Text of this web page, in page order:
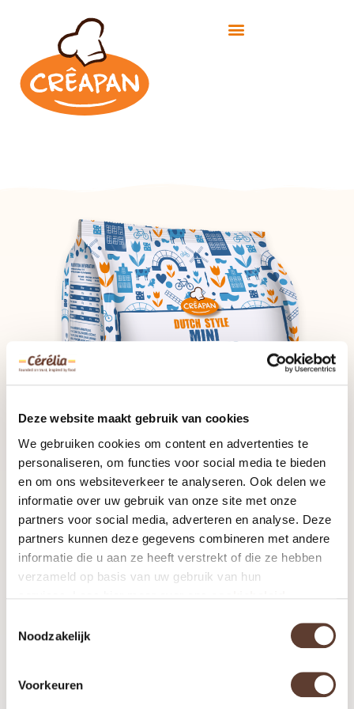
Deze website maakt gebruik van cookies
We gebruiken cookies om content en advertenties te
personaliseren, om functies voor social media te bieden
en om ons websiteverkeer te analyseren. Ook delen we
informatie over uw gebruik van onze site met onze
partners voor social media, adverteren en analyse. Deze
partners kunnen deze gegevens combineren met andere
informatie die u aan ze heeft verstrekt of die ze hebben
verzameld op basis van uw gebruik van hun
Noodzakelijk
Voorkeuren
dutch mini pancakes
‘poffertjes’
Mini pancakes, or ‘poffertjes’ as the
consumed as streetfood in Holland.